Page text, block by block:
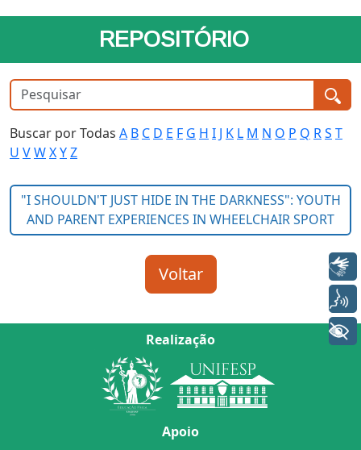
REPOSITÓRIO
Buscar por Todas A B C D E F G H I J K L M N O P Q RS T
U VWXYZ
Realização
Apoio